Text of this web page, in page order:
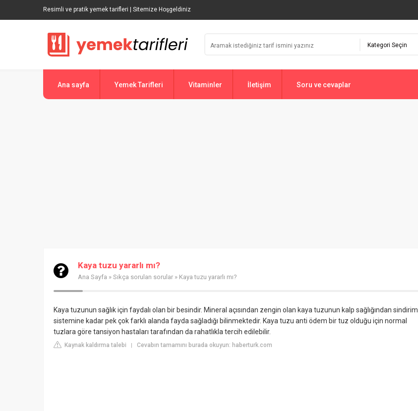
Resimli ve pratik yemek tarifleri | Sitemize Hoşgeldiniz
Ana sayfa Yemek Tarifleri Vitaminler İletişim Soru ve cevaplar
Kaya tuzu yararlı mı?
Ana Sayfa » Sıkça sorulan sorular » Kaya tuzu yararlı mı?
Kaya tuzunun sağlık için faydalı olan bir besindir. Mineral açısından zengin olan kaya tuzunun kalp sağlığından sindirim
sistemine kadar pek çok farklı alanda fayda sağladığı bilinmektedir. Kaya tuzu anti ödem bir tuz olduğu için normal
tuzlara göre tansiyon hastaları tarafından da rahatlıkla tercih edilebilir.
Kaynak kaldırma talebi | Cevabın tamamını burada okuyun: haberturk.com